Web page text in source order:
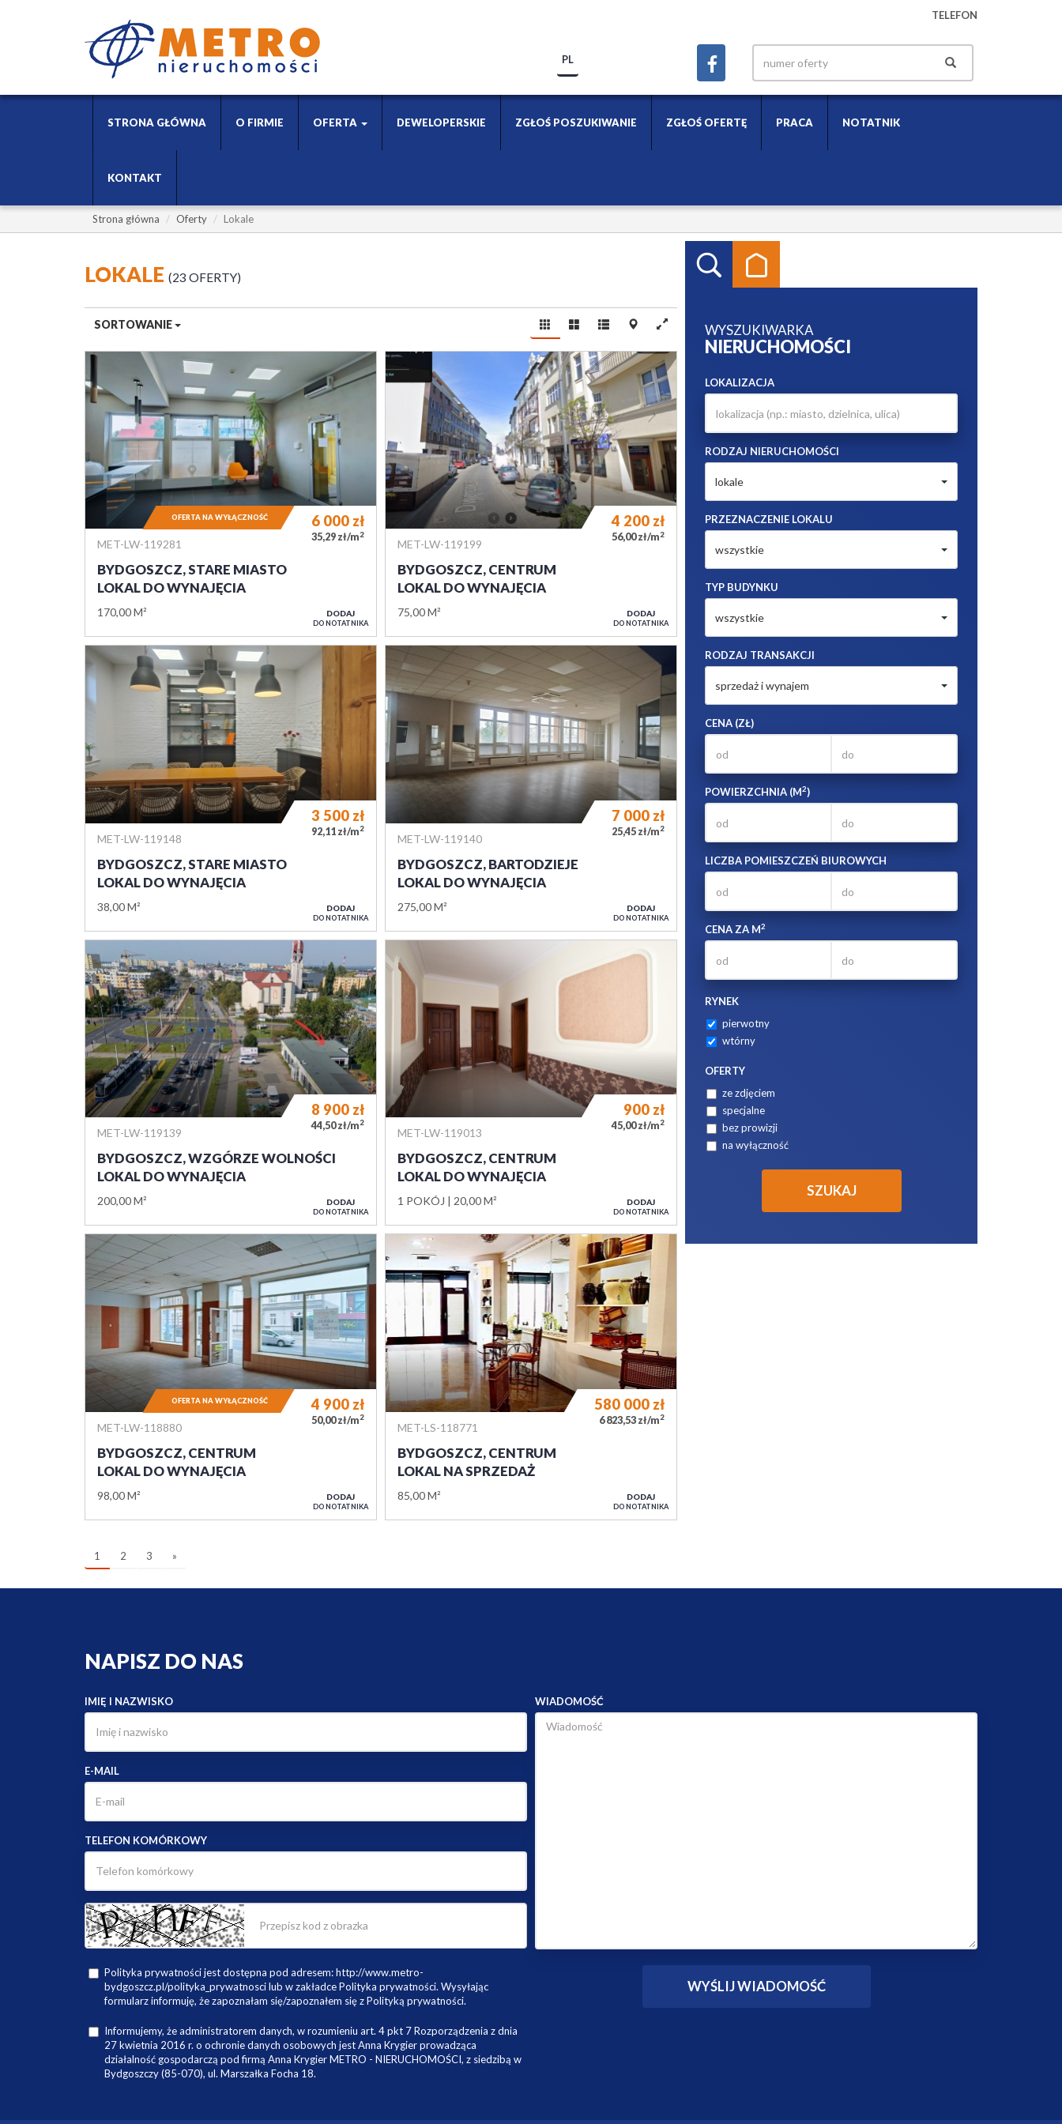
TELEFON
PL
STRONA GŁÓWNA O FIRMIE OFERTA DEWELOPERSKIE ZGŁOŚ POSZUKIWANIE ZGŁOŚ OFERTĘ PRACA NOTATNIK
KONTAKT
Strona główna Oferty Lokale
WYSZUKIWARKA
NIERUCHOMOŚCI
LOKALIZACJA
RODZAJ NIERUCHOMOŚCI
lokale
PRZEZNACZENIE LOKALU
wszystkie
TYP BUDYNKU
wszystkie
RODZAJ TRANSAKCJI
sprzedaż i wynajem
CENA (ZŁ)
POWIERZCHNIA (M2)
LICZBA POMIESZCZEŃ BIUROWYCH
CENA ZA M2
RYNEK
pierwotny
wtórny
OFERTY
ze zdjęciem
specjalne
bez prowizji
na wyłączność
LOKALE 23 OFERTY
SORTOWANIE
MET-LW-119281
BYDGOSZCZ, STARE MIASTO
LOKAL DO WYNAJĘCIA
170,00 M²
6 000 zł
35,29 zł/m2
OFERTA NA WYŁĄCZNOŚĆ
DODAJ
DO NOTATNIKA
MET-LW-119199
BYDGOSZCZ, CENTRUM
LOKAL DO WYNAJĘCIA
75,00 M²
4 200 zł
56,00 zł/m2
DODAJ
DO NOTATNIKA
MET-LW-119148
BYDGOSZCZ, STARE MIASTO
LOKAL DO WYNAJĘCIA
38,00 M²
3 500 zł
92,11 zł/m2
DODAJ
DO NOTATNIKA
MET-LW-119140
BYDGOSZCZ, BARTODZIEJE
LOKAL DO WYNAJĘCIA
275,00 M²
7 000 zł
25,45 zł/m2
DODAJ
DO NOTATNIKA
MET-LW-119139
BYDGOSZCZ, WZGÓRZE WOLNOŚCI
LOKAL DO WYNAJĘCIA
200,00 M²
8 900 zł
44,50 zł/m2
DODAJ
DO NOTATNIKA
MET-LW-119013
BYDGOSZCZ, CENTRUM
LOKAL DO WYNAJĘCIA
1 POKÓJ 20,00 M²
900 zł
45,00 zł/m2
DODAJ
DO NOTATNIKA
MET-LW-118880
BYDGOSZCZ, CENTRUM
LOKAL DO WYNAJĘCIA
98,00 M²
4 900 zł
50,00 zł/m2
OFERTA NA WYŁĄCZNOŚĆ
DODAJ
DO NOTATNIKA
MET-LS-118771
BYDGOSZCZ, CENTRUM
LOKAL NA SPRZEDAŻ
85,00 M²
580 000 zł
6 823,53 zł/m2
DODAJ
DO NOTATNIKA
1 2 3 »
NAPISZ DO NAS
IMIĘ I NAZWISKO
E-MAIL
TELEFON KOMÓRKOWY
Polityka prywatności jest dostępna pod adresem: http://www.metro-
bydgoszcz.pl/polityka_prywatnosci lub w zakładce Polityka prywatności. Wysyłając
formularz informuję, że zapoznałam się/zapoznałem się z Polityką prywatności.
Informujemy, że administratorem danych, w rozumieniu art. 4 pkt 7 Rozporządzenia z dnia
27 kwietnia 2016 r. o ochronie danych osobowych jest Anna Krygier prowadząca
działalność gospodarczą pod firmą Anna Krygier METRO - NIERUCHOMOŚCI, z siedzibą w
Bydgoszczy (85-070), ul. Marszałka Focha 18.
WIADOMOŚĆ